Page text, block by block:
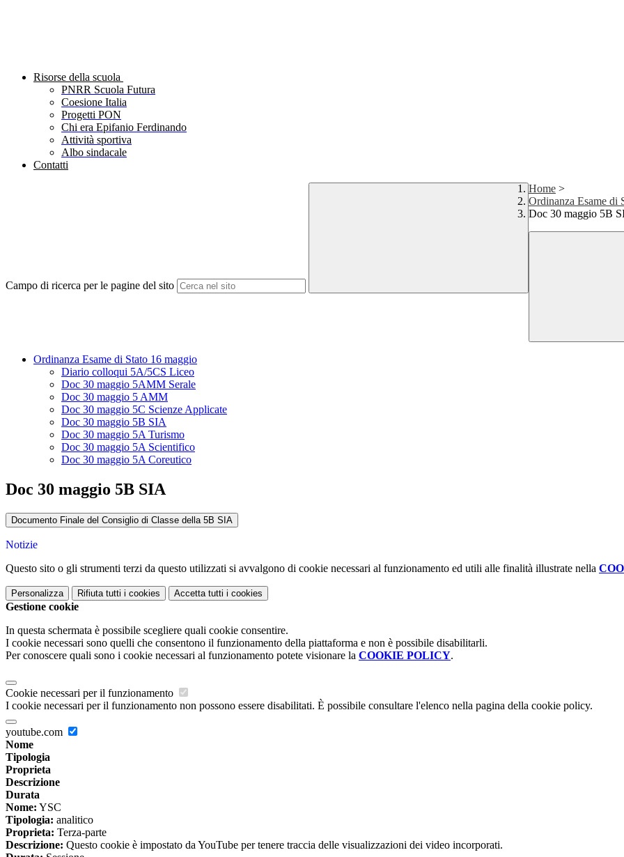
Risorse della scuola
PNRR Scuola Futura
Coesione Italia
Progetti PON
Chi era Epifanio Ferdinando
Attività sportiva
Albo sindacale
Contatti
Campo di ricerca per le pagine del sito
Home >
Ordinanza Esame di
Doc 30 maggio 5B
Ordinanza Esame di Stato 16 maggio
Diario colloqui 5A/5CS Liceo
Doc 30 maggio 5AMM Serale
Doc 30 maggio 5 AMM
Doc 30 maggio 5C Scienze Applicate
Doc 30 maggio 5B SIA
Doc 30 maggio 5A Turismo
Doc 30 maggio 5A Scientifico
Doc 30 maggio 5A Coreutico
Doc 30 maggio 5B SIA
Documento Finale del Consiglio di Classe della 5B SIA
Notizie
Questo sito o gli strumenti terzi da questo utilizzati si avvalgono di cookie necessari al funzionamento ed utili alle finalità illustrate nella
Personalizza Rifiuta tutti i cookies Accetta tutti i cookies
Gestione cookie
In questa schermata è possibile scegliere quali cookie consentire.
I cookie necessari sono quelli che consentono il funzionamento della piattaforma e non è possibile disabilitarli.
Per conoscere quali sono i cookie necessari al funzionamento potete visionare la COOKIE POLICY.
Cookie necessari per il funzionamento
I cookie necessari per il funzionamento non possono essere disabilitati. È possibile consultare l'elenco nella pagina della cookie policy.
youtube.com
Nome
Tipologia
Proprieta
Descrizione
Durata
Nome: YSC
Tipologia: analitico
Proprieta: Terza-parte
Descrizione: Questo cookie è impostato da YouTube per tenere traccia delle visualizzazioni dei video incorporati.